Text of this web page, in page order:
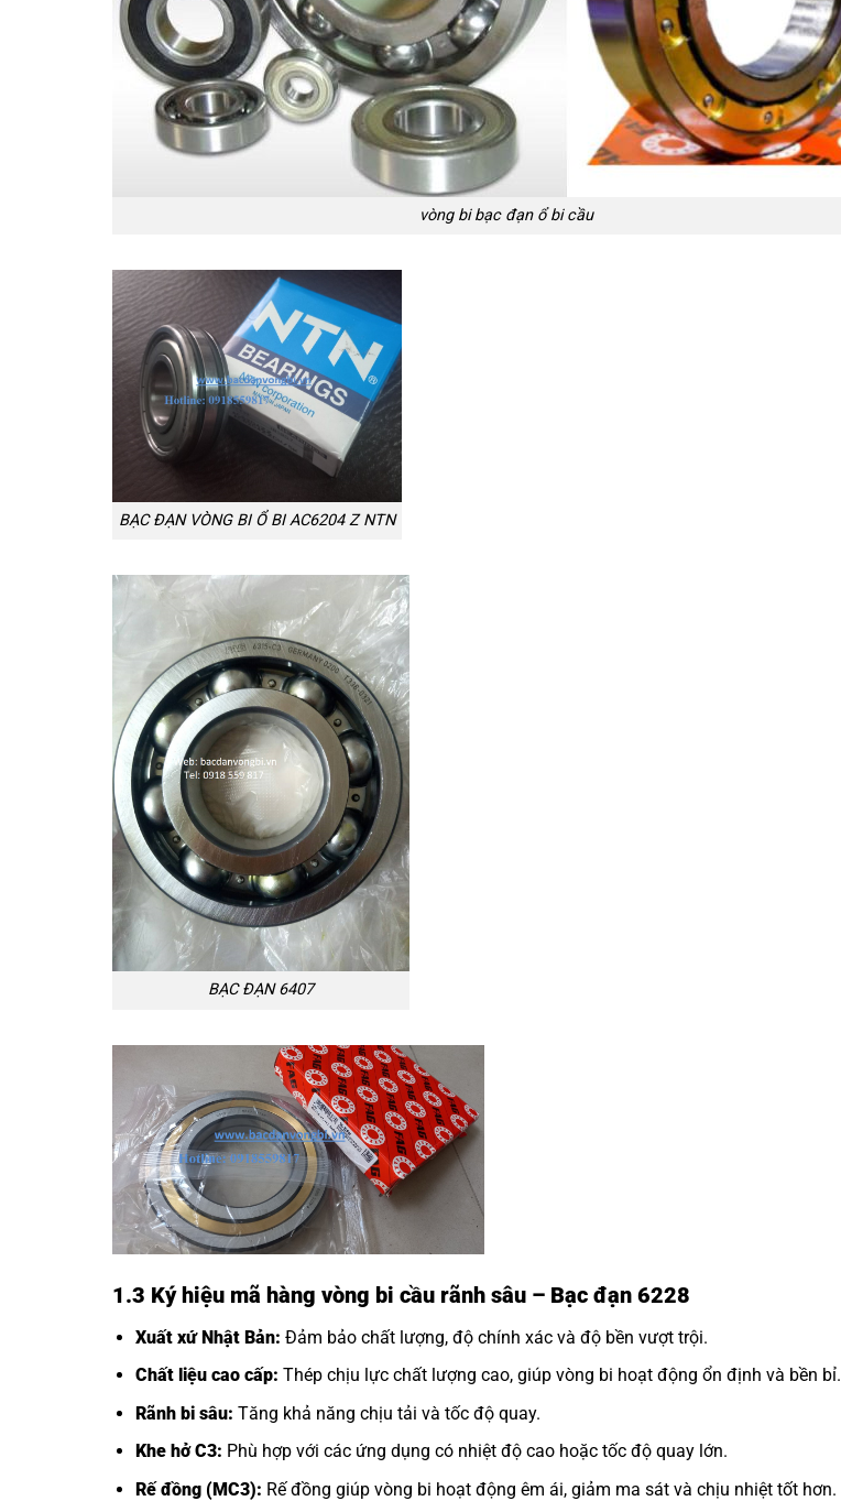
vòng bi bạc đạn ổ bi cầu
BẠC ĐẠN VÒNG BI Ổ BI AC6204 Z NTN
BẠC ĐẠN 6407
1.3 Ký hiệu mã hàng vòng bi cầu rãnh sâu – Bạc đạn 6228
Xuất xứ Nhật Bản: Đảm bảo chất lượng, độ chính xác và độ bền vượt trội.
Chất liệu cao cấp: Thép chịu lực chất lượng cao, giúp vòng bi hoạt động ổn định và bền bỉ.
Rãnh bi sâu: Tăng khả năng chịu tải và tốc độ quay.
Khe hở C3: Phù hợp với các ứng dụng có nhiệt độ cao hoặc tốc độ quay lớn.
Rế đồng (MC3): Rế đồng giúp vòng bi hoạt động êm ái, giảm ma sát và chịu nhiệt tốt hơn.